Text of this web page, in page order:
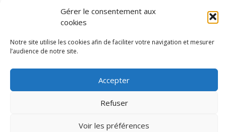
Gérer le consentement aux
cookies
Notre site utilise les cookies afin de faciliter votre navigation et mesurer
l’audience de notre site.
Accepter
Refuser
Voir les préférences
MÉTAMORPHOSE
STOP-TOXIC
CONTACT